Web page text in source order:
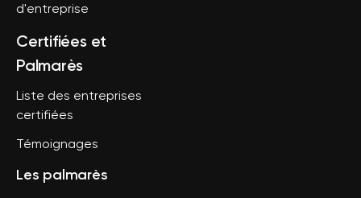
d'entreprise
Certifiées et
Palmarès
Liste des entreprises
certifiées
Témoignages
Les palmarès